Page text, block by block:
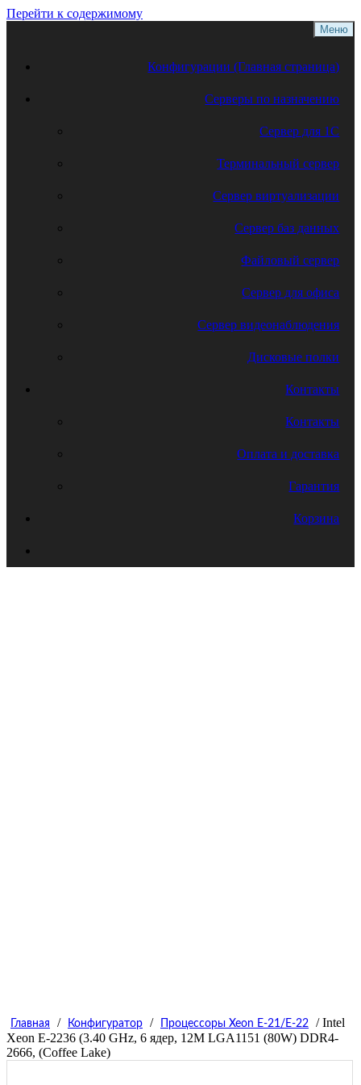
Перейти к содержимому
Меню
Конфигурации (Главная страница)
Серверы по назначению
Сервер для 1С
Терминальный сервер
Сервер виртуализации
Сервер баз данных
Файловый сервер
Сервер для офиса
Сервер видеонаблюдения
Дисковые полки
Контакты
Контакты
Оплата и доставка
Гарантия
Корзина
Главная / Конфигуратор / Процессоры Xeon E-21/E-22
/ Intel
Xeon E-2236 (3.40 GHz, 6 ядер, 12M LGA1151 (80W) DDR4-
2666, (Coffee Lake)